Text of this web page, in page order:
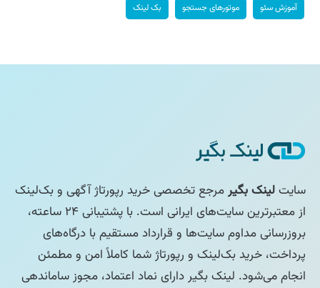
آموزش سئو موتورهای جستجو بک لینک
سایتلینک بگیرمرجع تخصصی خرید رپورتاژ آگهی و بک‌لینک
از معتبرترین سایت‌های ایرانی است. با پشتیبانی ۲۴ ساعته،
بروزرسانی مداوم سایت‌ها و قرارداد مستقیم با درگاه‌های
پرداخت، خرید بک‌لینک و رپورتاژ شما کاملاً امن و مطمئن
انجام می‌شود. لینک بگیر دارای نماد اعتماد، مجوز ساماندهی